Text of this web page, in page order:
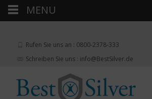
Rufen Sie uns an : 0800-2378-333
Schreiben Sie uns : info@BestSilver.de
MENU